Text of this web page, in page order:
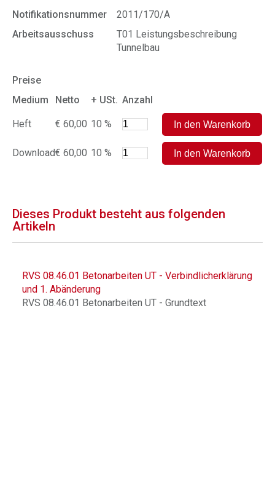
Notifikationsnummer
2011/170/A
Arbeitsausschuss
T01 Leistungsbeschreibung
Tunnelbau
Preise
Medium
Netto + USt. Anzahl
Heft € 60,00 10 %
Download€ 60,00 10 %
Dieses Produkt besteht aus folgenden
Artikeln
RVS 08.46.01 Betonarbeiten UT - Verbindlicherklärung
und 1. Abänderung
RVS 08.46.01 Betonarbeiten UT - Grundtext